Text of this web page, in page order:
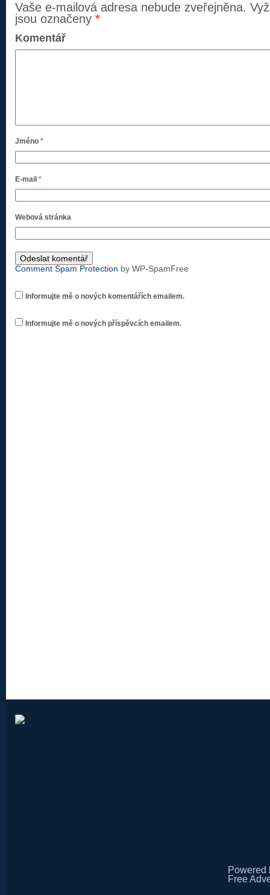
Vaše e-mailová adresa nebude zveřejněna.
jsou označeny *
Komentář
Jméno *
E-mail *
Webová stránka
Comment Spam Protection by WP-SpamFree
Informujte mě o nových komentářích emailem.
Informujte mě o nových příspěvcích emailem.
Powered
Free